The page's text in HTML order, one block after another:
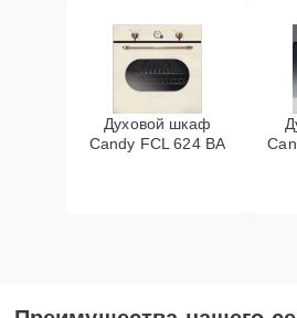
Духовой шкаф
Candy FCL 624 BA